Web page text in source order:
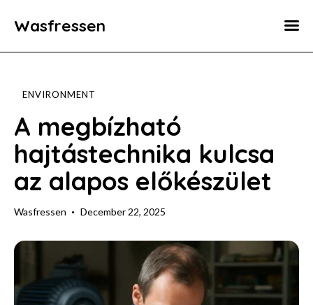
Wasfressen
Home
Environment
Food
Fun Facts
ENVIRONMENT
A megbízható
hajtástechnika kulcsa
az alapos előkészület
Wasfressen December 22, 2025